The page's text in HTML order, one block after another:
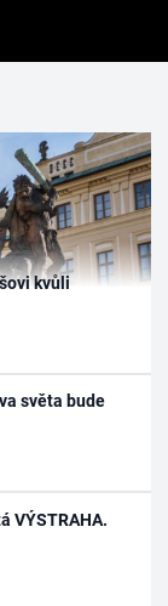
kvůli
světa bude
VÝSTRAHA.